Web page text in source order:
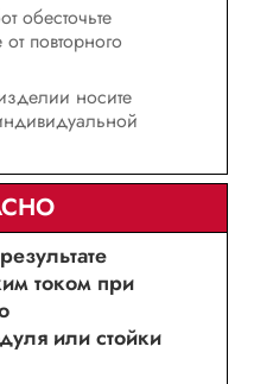
обесточьте
повторного
носите
током при
или стойки